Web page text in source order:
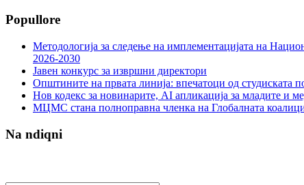
Popullore
Методологија за следење на имплементацијата на
2026-2030
Јавен конкурс за извршни директори
Општините на првата линија: впечатоци од студиската
Нов кодекс за новинарите, AI апликација за младите и
МЦМС стана полноправна членка на Глобалната
Na ndiqni